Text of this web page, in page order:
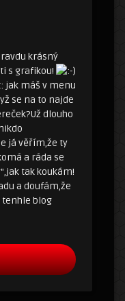
krásný
s grafikou!
jak máš v menu
se na to najde
dlouho
já věřím,že ty
a ráda se
tak koukám!
a doufám,že
tenhle blog